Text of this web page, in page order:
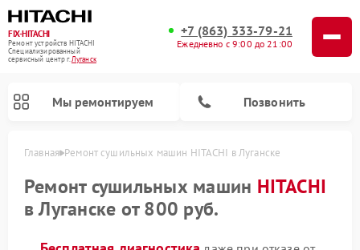
FIX-HITACHI
Ремонт устройств HITACHI
Специализированный
cервисный центр г.Луганск
+7 (863) 333-79-21
Ежедневно с 9:00 до 21:00
Мы ремонтируем Позвонить
Главная Ремонт сушильных машин HITACHI в Луганске
Ремонт сушильных машин HITACHI
в Луганске от 800 руб.